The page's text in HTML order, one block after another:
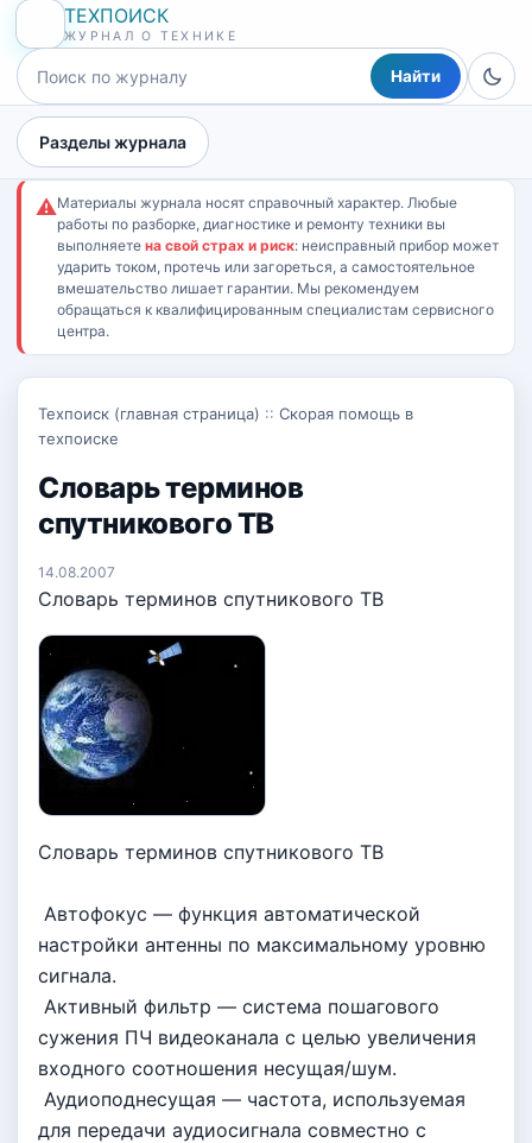
ТЕХПОИСК
ЖУРНАЛ О ТЕХНИКЕ
Найти
Разделы журнала
⚠Материалы журнала носят справочный характер. Любые
работы по разборке, диагностике и ремонту техники вы
выполняете на свой страх и риск: неисправный прибор может
ударить током, протечь или загореться, а самостоятельное
вмешательство лишает гарантии. Мы рекомендуем
обращаться к квалифицированным специалистам сервисного
центра.
Техпоиск (главная страница) :: Скорая помощь в
техпоиске
Словарь терминов
спутникового ТВ
14.08.2007
Словарь терминов спутникового ТВ
Словарь терминов спутникового ТВ
Автофокус — функция автоматической
настройки антенны по максимальному уровню
сигнала.
Активный фильтр — система пошагового
сужения ПЧ видеоканала с целью увеличения
входного соотношения несущая/шум.
Аудиоподнесущая — частота, используемая
для передачи аудиосигнала совместно с